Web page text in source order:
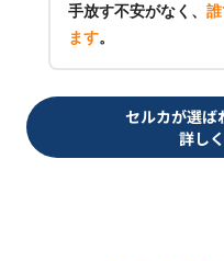
手放す不安がなく、
ます。
セルカが選ば
詳し